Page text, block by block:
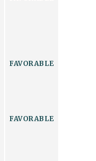
FAVORABLE
FAVORABLE